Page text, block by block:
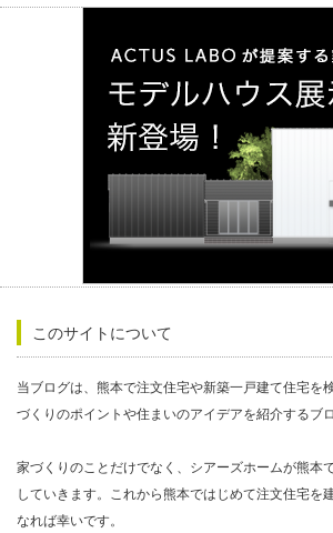
このサイトについて
当ブログは、熊本で注文住宅や新築一戸建て住宅を
づくりのポイントや住まいのアイデアを紹介するブロ
家づくりのことだけでなく、シアーズホームが熊本
していきます。これから熊本ではじめて注文住宅を
なれば幸いです。